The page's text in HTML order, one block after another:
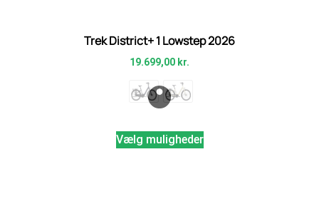
Trek District+ 1 Lowstep 2026
19.699,00 kr.
Vælg muligheder